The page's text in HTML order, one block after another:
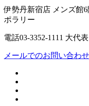
伊勢丹新宿店 メンズ館
ポラリー
電話03-3352-1111 大代表
メールでのお問い合わ